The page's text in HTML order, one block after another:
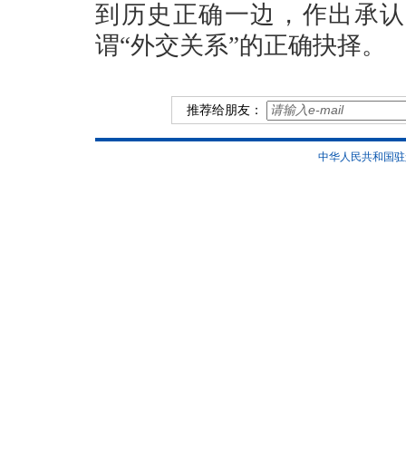
到历史正确一边，作出承
谓“外交关系”的正确抉择。
推荐给朋友：
中华人民共和国